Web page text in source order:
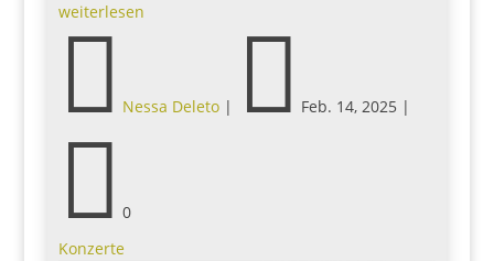
weiterlesen
 Nessa Deleto|  Feb. 14, 2025 |
 0
Konzerte